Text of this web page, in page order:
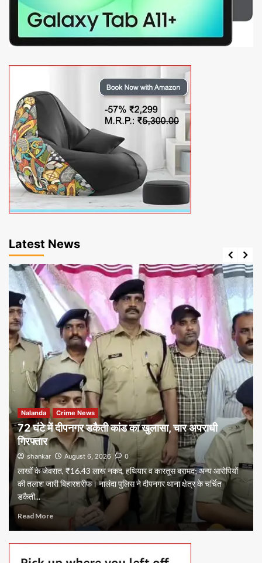
Latest News
Nalanda Crime News
72 घंटे में दीपनगर डकैती कांड का खुलासा, चार अपराधी
गिरफ्तार
shankar August 6, 2026 0
लाखों के जेवरात, ₹16.43 लाख नकद, हथियार व कारतूस बरामद; अन्य आरोपियों
की तलाश जारी बिहारशरीफ। नालंदा पुलिस ने दीपनगर थाना क्षेत्र के चर्चित
डकैती...
Read More